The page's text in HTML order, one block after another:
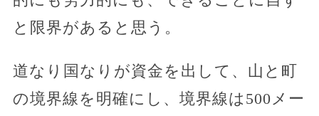
と限界があると思う。
道なり国なりが資金を出して、山と町
の境界線を明確にし、境界線は500メー